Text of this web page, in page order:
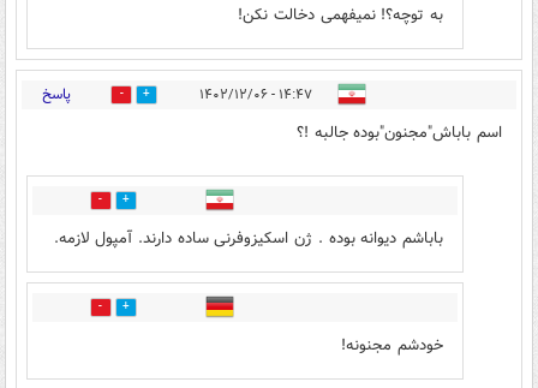
به توچه؟! نمیفهمی دخالت نکن!
۱۴:۴۷ - ۱۴۰۲/۱۲/۰۶ 9 پاسخ
اسم باباش"مجنون"بوده جالبه !؟
5
باباشم دیوانه بوده . ژن اسکیزوفرنی ساده دارند. آمپول لازمه.
7
خودشم مجنونه!